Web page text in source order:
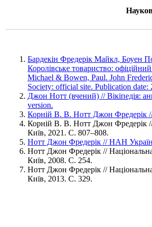
Бардекін Фредерік Майкл, Боуен
Королівське товариство:
Michael & Bowen, Paul. John
Society: official site. Publication date:
Джон Нотт (вчений) // Вікіпедія:
version.
Корній В. В. Нотт Джон Фредерік //
Корній В. В. Нотт Джон Фредерік //
Київ, 2021. С. 807–808.
Нотт Джон Фредерік // НАН
Нотт Джон Фредерік //
Київ, 2008. С. 254.
Нотт Джон Фредерік //
Київ, 2013. С. 329.